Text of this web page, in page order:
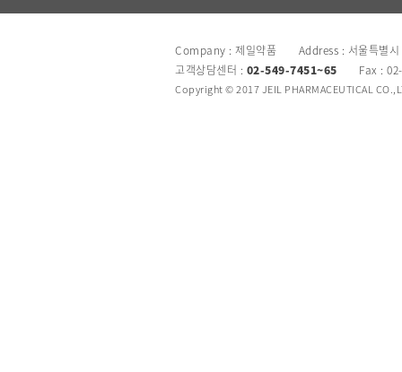
Company : 제일약품 Address : 서울특별시
고객상담센터 : 02-549-7451~65 Fax :
Copyright © 2017 JEIL PHARMACEUTICAL